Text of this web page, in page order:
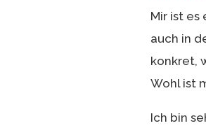
Mir ist
auch in
konkret,
Wohl ist
Ich bin